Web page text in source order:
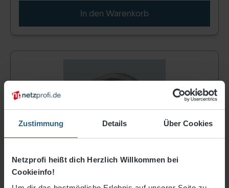
Zustimmung Details Über Cookies
Netzprofi heißt dich Herzlich Willkommen bei
Cookieinfo!
In den Warenkorb
Stahlseil, 6,0 mm ø, verzinkt